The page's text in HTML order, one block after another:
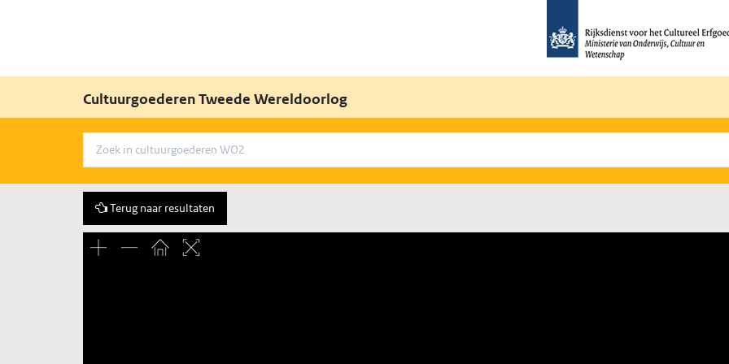
Cultuurgoederen Tweede Wereldoorlog
Terug naar resultaten